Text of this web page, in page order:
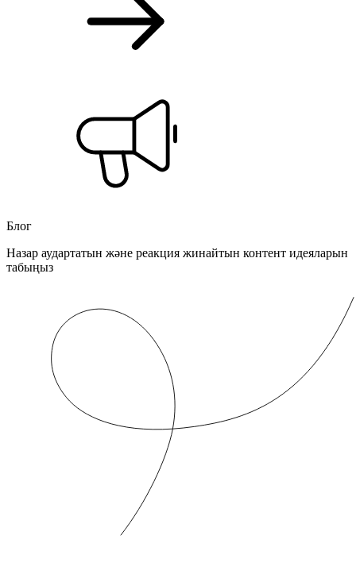
Блог
Назар аудартатын және реакция жинайтын контент идеяларын
табыңыз